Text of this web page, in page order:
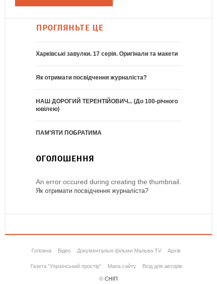
ПРОГЛЯНЬТЕ ЦЕ
Харківські завулки. 17 серія. Оригінали та макети
Як отримати посвідчення журналіста?
НАШ ДОРОГИЙ ТЕРЕНТІЙОВИЧ... (До 100-річного
ювілею)
ПАМ’ЯТИ ПОБРАТИМА
ОГОЛОШЕННЯ
An error occured during creating the thumbnail.
Як отримати посвідчення журналіста?
Головна Відео Документальні фільми Мальва TV Архів
Газета “Український простір” Мапа сайту Вхід для авторів
© СНІП